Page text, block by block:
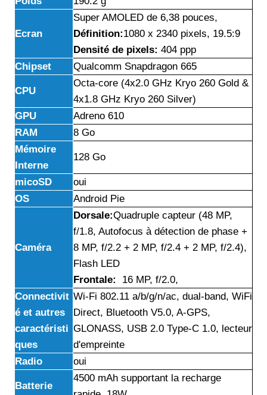
Ecran
Super AMOLED de 6,38 pouces,
Définition:1080 x 2340 pixels, 19.5:9
Densité de pixels: 404 ppp
Chipset
Qualcomm Snapdragon 665
CPU
Octa-core (4x2.0 GHz Kryo 260 Gold &
4x1.8 GHz Kryo 260 Silver)
GPU
Adreno 610
RAM
8 Go
Mémoire
Interne
128 Go
micoSD
oui
OS
Android Pie
Caméra
Dorsale:Quadruple capteur (48 MP,
f/1.8, Autofocus à détection de phase +
8 MP, f/2.2 + 2 MP, f/2.4 + 2 MP, f/2.4),
Flash LED
Frontale:
16 MP, f/2.0,
Connectivit
é et autres
caractéristi
ques
Wi-Fi 802.11 a/b/g/n/ac, dual-band, WiFi
Direct, Bluetooth V5.0, A-GPS,
GLONASS, USB 2.0 Type-C 1.0, lecteur
d'empreinte
Radio
oui
Batterie
4500 mAh supportant la recharge